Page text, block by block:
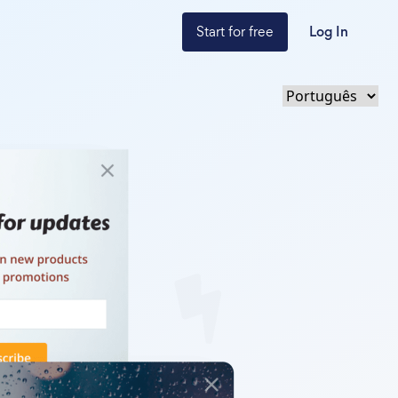
Start for free Log In